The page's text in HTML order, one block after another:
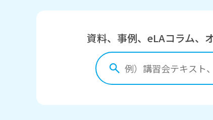
資料、事例、eLAコラム、